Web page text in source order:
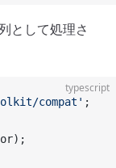
として処理さ
typescript
compat' ;